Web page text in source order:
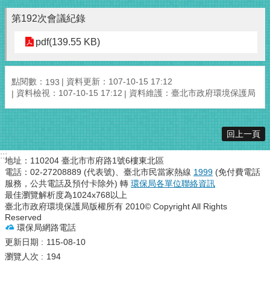
第192次會議紀錄
pdf(139.55 KB)
點閱數： 193
資料更新：107-10-15 17:12
資料檢視：107-10-15 17:12
資料維護：臺北市政府環境保護局
回上一頁
:::地址：110204 臺北市市府路1號6樓東北區
電話：02-27208889 (代表號)、臺北市民當家熱線 1999 (免付費電話
服務，公共電話及預付卡除外) 轉 環保局各單位聯絡資訊
最佳瀏覽解析度為1024x768以上
臺北市政府環境保護局版權所有 2010© Copyright All Rights
Reserved
環保局網路電話
更新日期
115-08-10
瀏覽人次
194